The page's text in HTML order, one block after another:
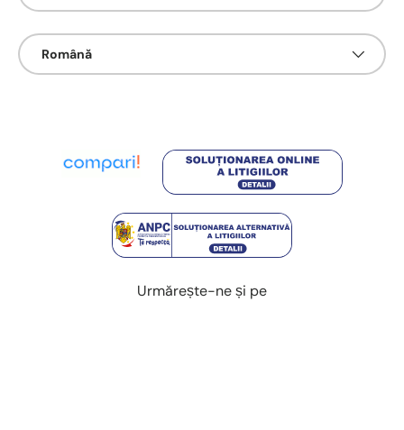
Limbā
Română
Urmărește-ne și pe